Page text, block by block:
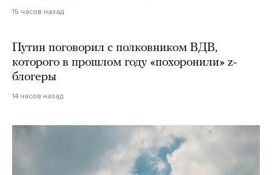
15 часов назад
Путин поговорил с полковником ВДВ,
которого в прошлом году «похоронили» z-
блогеры
14 часов назад